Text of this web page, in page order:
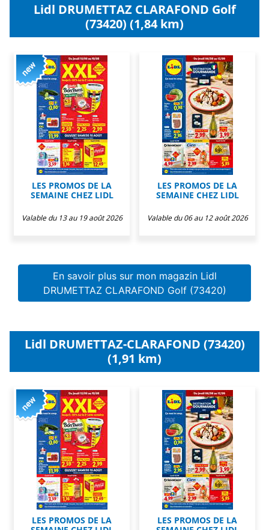
Lidl DRUMETTAZ CLARAFOND Golf
(73420) (1,84 km)
LES PROMOS DE LA
SEMAINE CHEZ LIDL
Valable du 13 au 19 août 2026
LES PROMOS DE LA
SEMAINE CHEZ LIDL
Valable du 06 au 12 août 2026
En savoir plus sur mon magazin Lidl
DRUMETTAZ CLARAFOND Golf (73420)
Lidl DRUMETTAZ-CLARAFOND (73420)
(1,91 km)
LES PROMOS DE LA
LES PROMOS DE LA